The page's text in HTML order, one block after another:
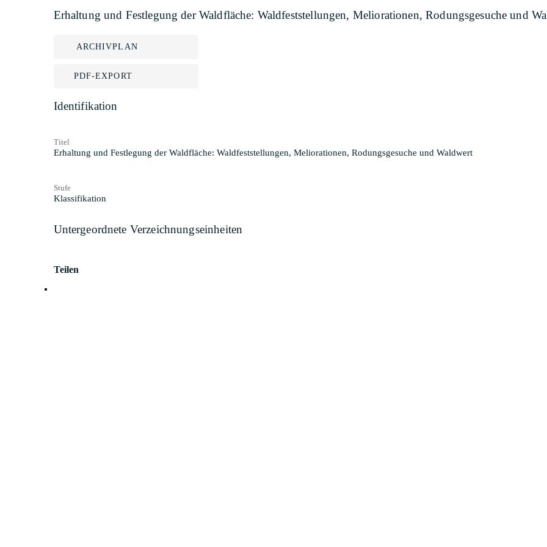
Erhaltung und Festlegung der Waldfläche: Waldfeststellungen, Meliorationen, Rodungsgesuche und
ARCHIVPLAN
PDF-EXPORT
Identifikation
Titel
Erhaltung und Festlegung der Waldfläche: Waldfeststellungen, Meliorationen, Rodungsgesuche und Waldwert
Stufe
Klassifikation
Untergeordnete Verzeichnungseinheiten
Teilen